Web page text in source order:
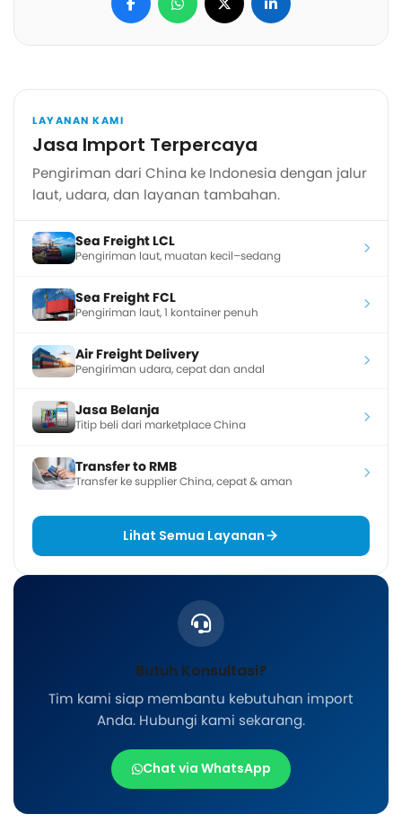
LAYANAN KAMI
Jasa Import Terpercaya
Pengiriman dari China ke Indonesia dengan jalur
laut, udara, dan layanan tambahan.
Sea Freight LCL
Pengiriman laut, muatan kecil–sedang
Sea Freight FCL
Pengiriman laut, 1 kontainer penuh
Air Freight Delivery
Pengiriman udara, cepat dan andal
Jasa Belanja
Titip beli dari marketplace China
Transfer to RMB
Transfer ke supplier China, cepat & aman
Lihat Semua Layanan
Butuh Konsultasi?
Tim kami siap membantu kebutuhan import
Anda. Hubungi kami sekarang.
Chat via WhatsApp